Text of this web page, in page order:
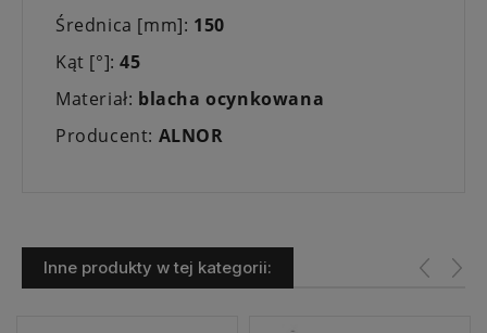
Średnica [mm]: 150
Kąt [°]:45
Materiał: blacha ocynkowana
Producent: ALNOR
Inne produkty w tej kategorii: